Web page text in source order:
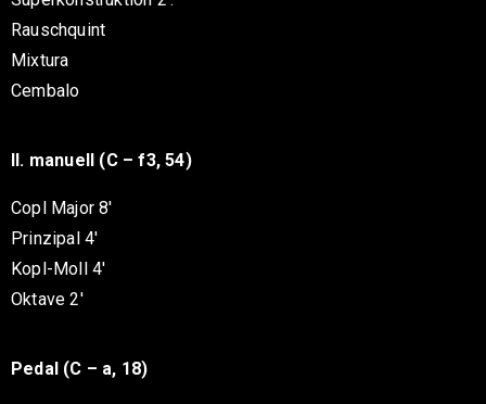
Rauschquint
Mixtura
Cembalo
II. manuell (C – f3, 54)
Copl Major 8′
Prinzipal 4′
Kopl-Moll 4′
Oktave 2′
Pedal (C – a, 18)